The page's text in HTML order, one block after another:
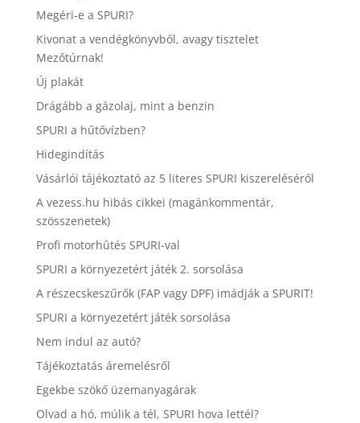
Megéri-e a SPURI?
Kivonat a vendégkönyvből, avagy tisztelet
Mezőtúrnak!
Új plakát
Drágább a gázolaj, mint a benzin
SPURI a hűtővízben?
Hidegindítás
Vásárlói tájékoztató az 5 literes SPURI kiszereléséről
A vezess.hu hibás cikkei (magánkommentár,
szösszenetek)
Profi motorhûtés SPURI-val
SPURI a környezetért játék 2. sorsolása
A részecskeszűrők (FAP vagy DPF) imádják a SPURIT!
SPURI a környezetért játék sorsolása
Nem indul az autó?
Tájékoztatás áremelésről
Egekbe szökő üzemanyagárak
Olvad a hó, múlik a tél, SPURI hova lettél?